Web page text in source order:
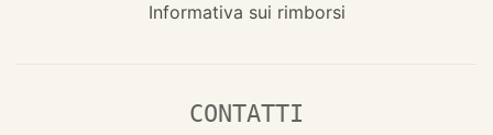
Informativa sui rimborsi
CONTATTI